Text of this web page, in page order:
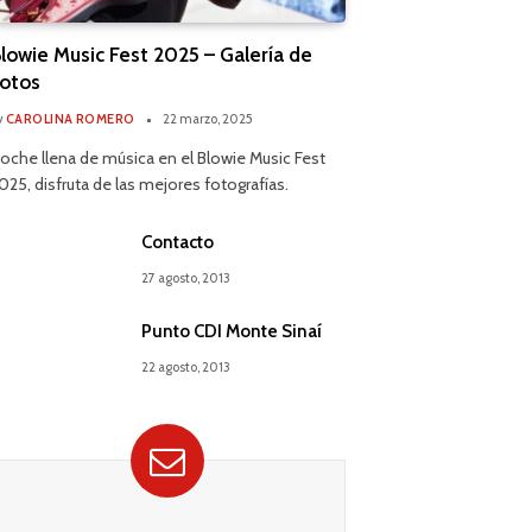
Music Fest 2025 – Galería de
CAROLINA ROMERO 22 marzo, 2025
llena de música en el Blowie Music Fest
disfruta de las mejores fotografías.
Contacto
27 agosto, 2013
Punto CDI Monte Sinaí
22 agosto, 2013